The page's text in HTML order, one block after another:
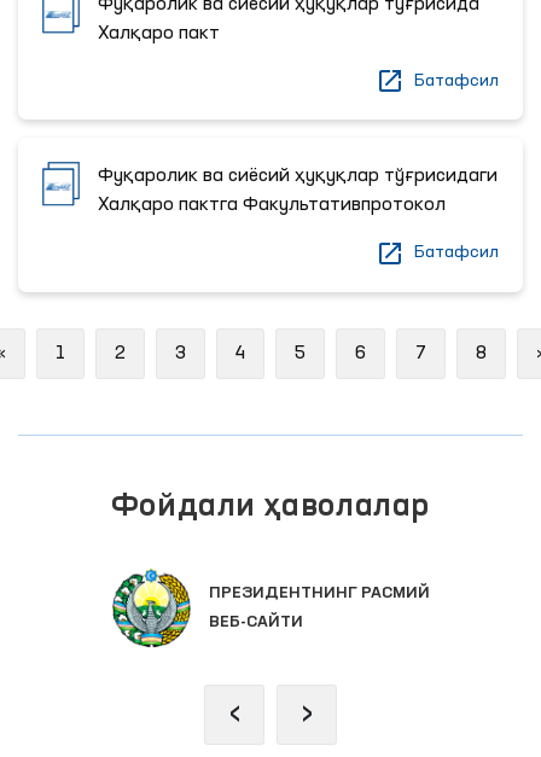
Фуқаролик ва сиёсий ҳуқуқлар тўғрисида
Халқаро пакт
Батафсил
Фуқаролик ва сиёсий ҳуқуқлар тўғрисидаги
Халқаро пактга Факультативпротокол
Батафсил
Previous
1 2 3 4 5 6 7 8
Фойдали ҳаволалар
ПРЕЗИДЕНТНИНГ РАСМИЙ
ВЕБ-САЙТИ
‹ ›